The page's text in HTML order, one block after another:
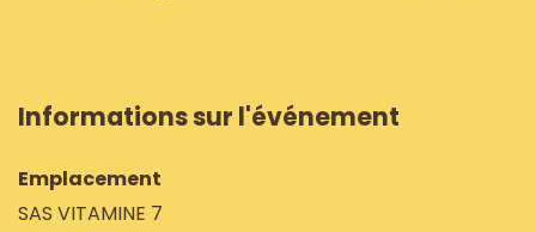
Informations sur l'événement
Emplacement
SAS VITAMINE 7